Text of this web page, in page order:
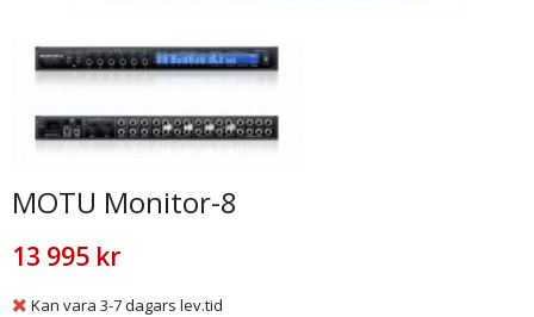
MOTU Monitor-8
13 995 kr
Kan vara 3-7 dagars lev.tid